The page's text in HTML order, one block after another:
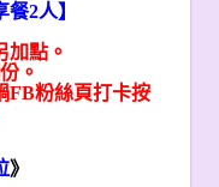
2人】
點。
。
FB粉絲頁打卡按
》